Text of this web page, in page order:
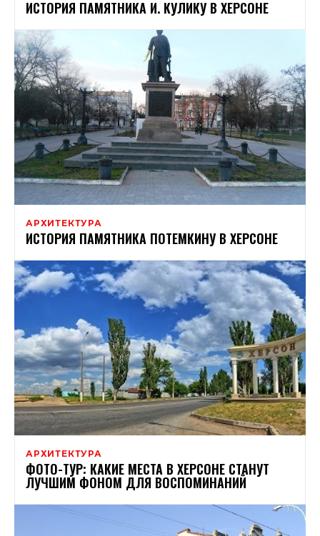
ИСТОРИЯ ПАМЯТНИКА И. КУЛИКУ В ХЕРСОНЕ
АРХИТЕКТУРА
ИСТОРИЯ ПАМЯТНИКА ПОТЕМКИНУ В ХЕРСОНЕ
АРХИТЕКТУРА
ФОТО-ТУР: КАКИЕ МЕСТА В ХЕРСОНЕ СТАНУТ
ЛУЧШИМ ФОНОМ ДЛЯ ВОСПОМИНАНИЙ